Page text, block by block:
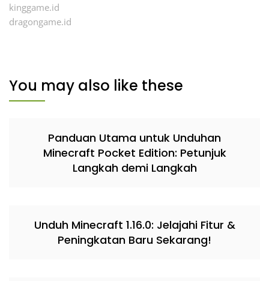
kinggame.id
dragongame.id
You may also like these
Panduan Utama untuk Unduhan
Minecraft Pocket Edition: Petunjuk
Langkah demi Langkah
Unduh Minecraft 1.16.0: Jelajahi Fitur &
Peningkatan Baru Sekarang!